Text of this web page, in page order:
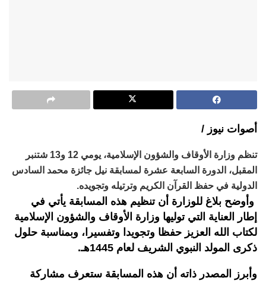
أصوات نيوز /
تنظم وزارة الأوقاف والشؤون الإسلامية، يومي 12 و13 شتنبر
المقبل، الدورة السابعة عشرة لمسابقة نيل جائزة محمد السادس
الدولية في حفظ القرآن الكريم وترتيله وتجويده.
وأوضح بلاغ للوزارة أن تنظيم هذه المسابقة يأتي في
إطار العناية التي توليها وزارة الأوقاف والشؤون الإسلامية
لكتاب الله العزيز حفظا وتجويدا وتفسيرا، وبمناسبة حلول
ذكرى المولد النبوي الشريف لعام 1445هـ.
وأبرز المصدر ذاته أن هذه المسابقة ستعرف مشاركة